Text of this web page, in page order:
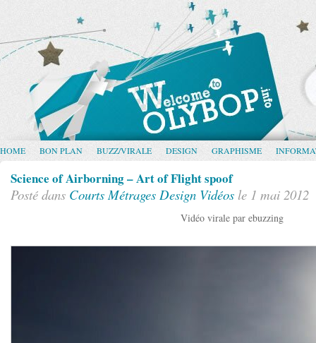
HOME BON PLAN BUZZ/VIRALE DESIGN GRAPHISME
Science of Airborning – Art of Flight spoof
Posté dans Courts Métrages Design Vidéos le 1 mai 2012
Vidéo virale par ebuzzing